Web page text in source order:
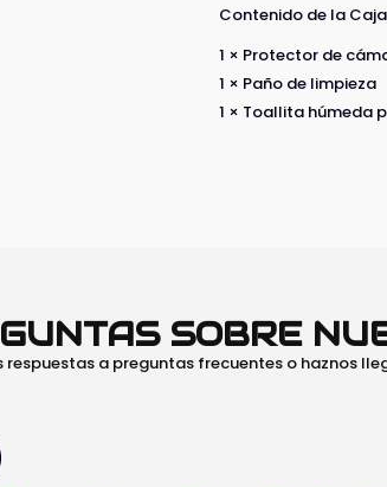
Contenido de la
1 × Protector de
1 × Paño de limpieza
1 × Toallita húmeda
SOBRE
respuestas a preguntas frecuentes o haznos